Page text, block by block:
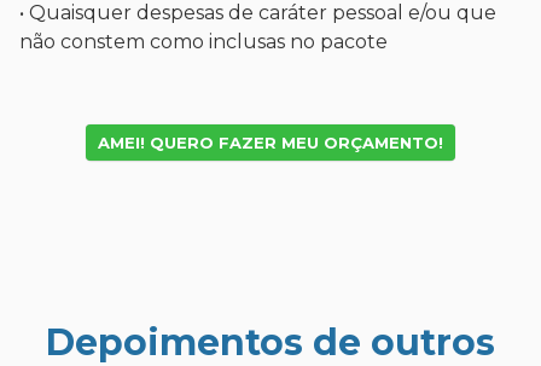
• Quaisquer despesas de caráter pessoal e/ou que
não constem como inclusas no pacote
AMEI! QUERO FAZER MEU ORÇAMENTO!
Depoimentos de outros